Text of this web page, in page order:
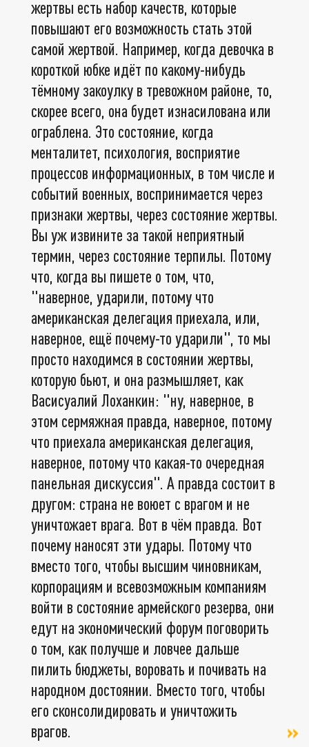
жертвы есть набор качеств, которые
повышают его возможность стать этой
самой жертвой. Например, когда девочка в
короткой юбке идёт по какому-нибудь
тёмному закоулку в тревожном районе, то,
скорее всего, она будет изнасилована или
ограблена. Это состояние, когда
менталитет, психология, восприятие
процессов информационных, в том числе и
событий военных, воспринимается через
признаки жертвы, через состояние жертвы.
Вы уж извините за такой неприятный
термин, через состояние терпилы. Потому
что, когда вы пишете о том, что,
"наверное, ударили, потому что
американская делегация приехала, или,
наверное, ещё почему-то ударили", то мы
просто находимся в состоянии жертвы,
которую бьют, и она размышляет, как
Васисуалий Лоханкин: "ну, наверное, в
этом сермяжная правда, наверное, потому
что приехала американская делегация,
наверное, потому что какая-то очередная
панельная дискуссия". А правда состоит в
другом: страна не воюет с врагом и не
уничтожает врага. Вот в чём правда. Вот
почему наносят эти удары. Потому что
вместо того, чтобы высшим чиновникам,
корпорациям и всевозможным компаниям
войти в состояние армейского резерва, они
едут на экономический форум поговорить
о том, как получше и ловчее дальше
пилить бюджеты, воровать и почивать на
народном достоянии. Вместо того, чтобы
его сконсолидировать и уничтожить
врагов.